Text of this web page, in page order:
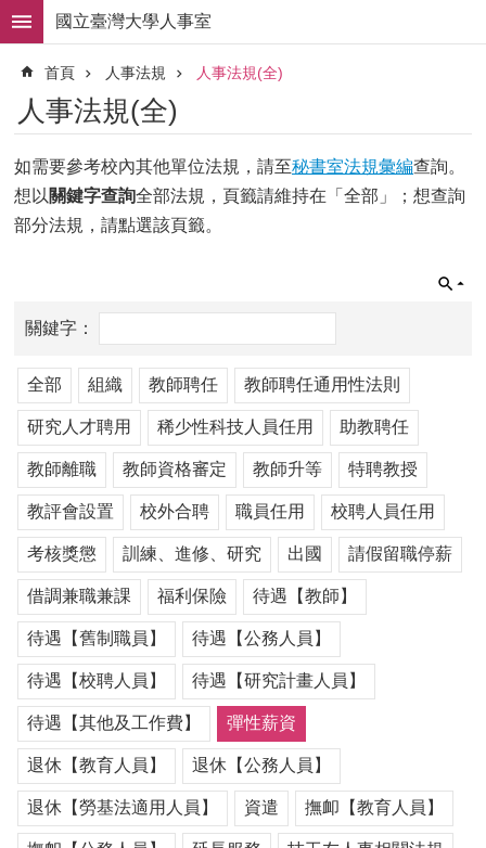
跳到主要內容區塊
進
階
搜
尋
求
職
徵
才
掌
人
事
法
規
常
用
表
單
各
類
專
區
查
詢
事
項
相
關
國立臺灣大學人事室
首頁 人事法規 人事法規(全)
人事法規(全)
如需要參考校內其他單位法規，請至秘書室法規彙編查詢。
想以 關鍵字查詢全部法規，頁籤請維持在「全部」；想查詢
部分法規，請點選該頁籤。
全部 組織 教師聘任 教師聘任通用性法則
研究人才聘用 稀少性科技人員任用 助教聘任
教師離職 教師資格審定 教師升等 特聘教授
教評會設置 校外合聘 職員任用 校聘人員任用
考核獎懲 訓練、進修、研究 出國 請假留職停薪
借調兼職兼課 福利保險 待遇【教師】
待遇【舊制職員】 待遇【公務人員】
待遇【校聘人員】 待遇【研究計畫人員】
待遇【其他及工作費】 彈性薪資
退休【教育人員】 退休【公務人員】
退休【勞基法適用人員】 資遣 撫卹【教育人員】